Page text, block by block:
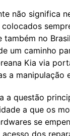
não significa
também no
um caminho
Kia via
a manipulação
a questão
a que os
se
dos